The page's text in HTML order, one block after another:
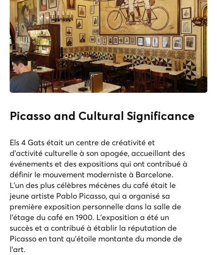
Picasso and Cultural Significance
Els 4 Gats était un centre de créativité et
d'activité culturelle à son apogée, accueillant des
événements et des expositions qui ont contribué à
définir le mouvement moderniste à Barcelone.
L'un des plus célèbres mécènes du café était le
jeune artiste Pablo Picasso, qui a organisé sa
première exposition personnelle dans la salle de
l'étage du café en 1900. L'exposition a été un
succès et a contribué à établir la réputation de
Picasso en tant qu'étoile montante du monde de
l'art.